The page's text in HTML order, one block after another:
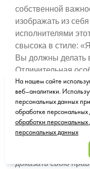
собственной
изображать из
исполнителями
свысока в стиле:
Вы должны делать
Отличительная
очень любят
они очень много
успехами,
всеми силами
чтобы затем
когда с ними
доказать свою
На нашем сайте
веб–аналитики.
персональных данных
обработке
обработки персональных
персональных данных